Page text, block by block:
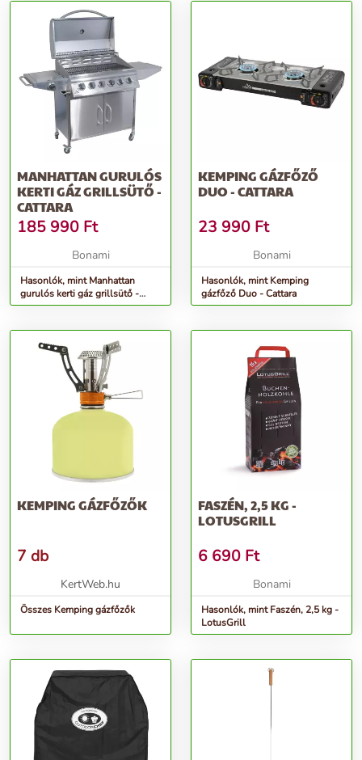
MANHATTAN GURULÓS
KERTI GÁZ GRILLSÜTŐ -
CATTARA
185 990 Ft
Bonami
Hasonlók, mint Manhattan
gurulós kerti gáz grillsütő -
Cattara
KEMPING GÁZFŐZŐ
DUO - CATTARA
23 990 Ft
Bonami
Hasonlók, mint Kemping
gázfőző Duo - Cattara
KEMPING GÁZFŐZŐK
7 db
KertWeb.hu
Összes Kemping gázfőzők
FASZÉN, 2,5 KG -
LOTUSGRILL
6 690 Ft
Bonami
Hasonlók, mint Faszén, 2,5 kg -
LotusGrill